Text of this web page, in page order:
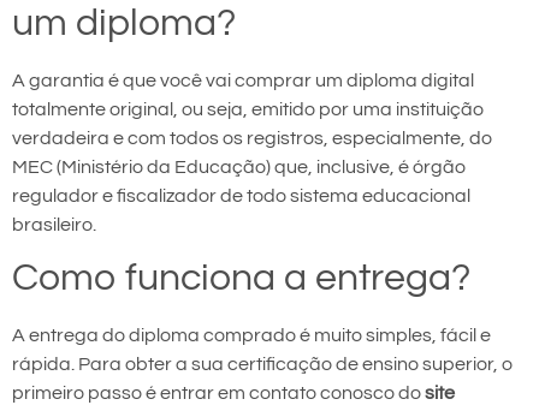
um diploma?
A garantia é que você vai comprar um diploma digital
totalmente original, ou seja, emitido por uma instituição
verdadeira e com todos os registros, especialmente, do
MEC (Ministério da Educação) que, inclusive, é órgão
regulador e fiscalizador de todo sistema educacional
brasileiro.
Como funciona a entrega?
A entrega do diploma comprado é muito simples, fácil e
rápida. Para obter a sua certificação de ensino superior, o
primeiro passo é entrar em contato conosco dosite